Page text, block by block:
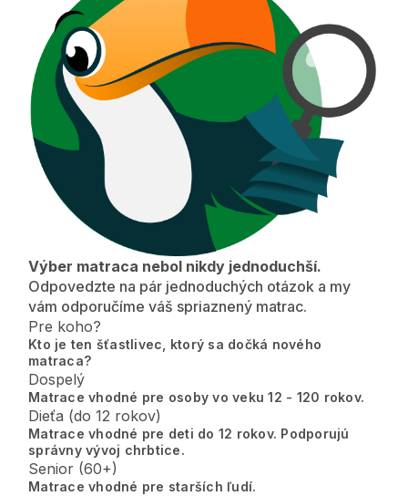
Výber matraca nebol nikdy jednoduchší.
Odpovedzte na pár jednoduchých otázok a my
vám odporučíme váš spriaznený matrac.
Pre koho?
Kto je ten šťastlivec, ktorý sa dočká nového
matraca?
Dospelý
Matrace vhodné pre osoby vo veku 12 - 120 rokov.
Dieťa (do 12 rokov)
Matrace vhodné pre deti do 12 rokov. Podporujú
správny vývoj chrbtice.
Senior (60+)
Matrace vhodné pre starších ľudí.